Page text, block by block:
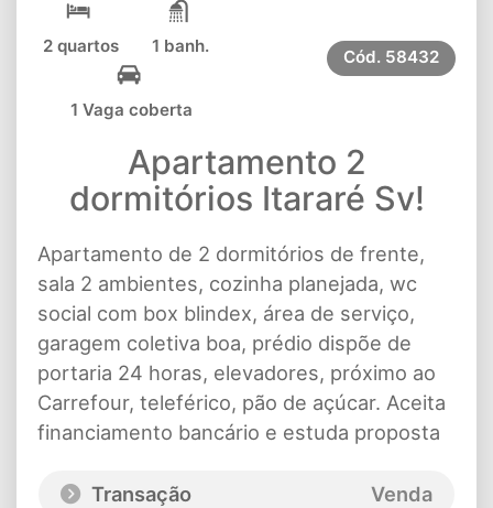
2 quartos 1 banh.
1 Vaga coberta
Cód. 58432
Apartamento 2
dormitórios Itararé Sv!
Apartamento de 2 dormitórios de frente,
sala 2 ambientes, cozinha planejada, wc
social com box blindex, área de serviço,
garagem coletiva boa, prédio dispõe de
portaria 24 horas, elevadores, próximo ao
Carrefour, teleférico, pão de açúcar. Aceita
financiamento bancário e estuda proposta
Transação
Venda